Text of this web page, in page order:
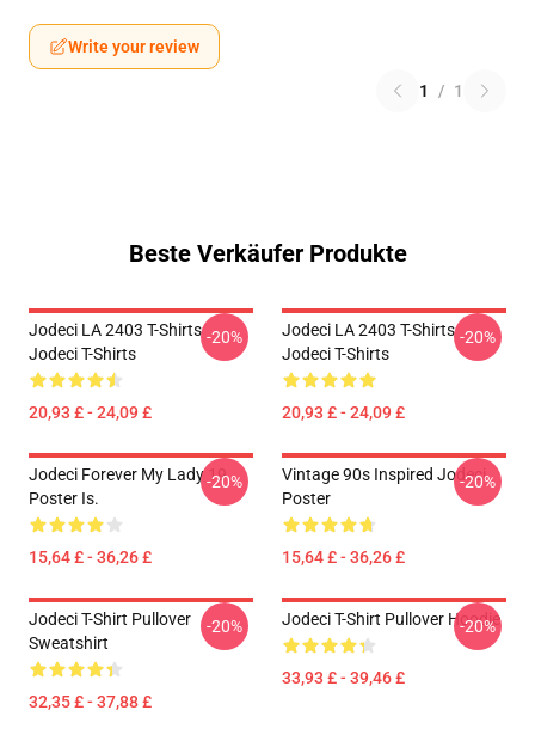
Write your review
1 / 1
Beste Verkäufer Produkte
Jodeci LA 2403 T-Shirts
Jodeci T-Shirts
20,93 £ - 24,09 £
-20%
Jodeci LA 2403 T-Shirts
Jodeci T-Shirts
20,93 £ - 24,09 £
-20%
Jodeci Forever My Lady 19
Poster Is.
15,64 £ - 36,26 £
-20%
Vintage 90s Inspired Jodeci
Poster
15,64 £ - 36,26 £
-20%
Jodeci T-Shirt Pullover
Sweatshirt
32,35 £ - 37,88 £
-20% Jodeci T-Shirt Pullover Hoodie
33,93 £ - 39,46 £
-20%